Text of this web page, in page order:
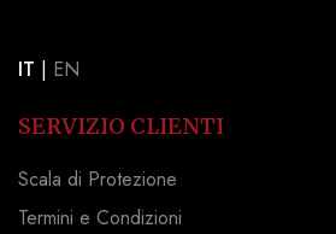
IT | EN
SERVIZIO CLIENTI
Scala di Protezione
Termini e Condizioni